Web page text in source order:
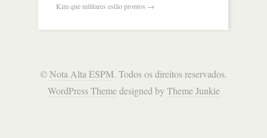
Kim que militares estão prontos →
©Nota Alta ESPM. Todos os direitos reservados.
WordPress Themedesigned by Theme Junkie